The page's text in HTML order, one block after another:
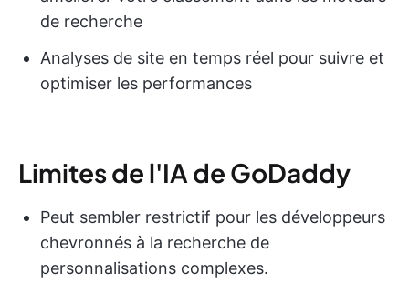
de recherche
Analyses de site en temps réel pour suivre et
optimiser les performances
Limites de l'IA de GoDaddy
Peut sembler restrictif pour les développeurs
chevronnés à la recherche de
personnalisations complexes.